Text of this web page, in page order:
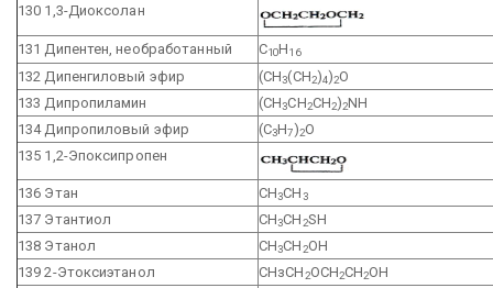
130 1,3-Диоксолан
131 Дипентен, необработанный C10H16
132 Дипенгиловый эфир (СН3(СН2)4)2О
133 Дипропиламин
(CH3CH2CH2)2NH
134 Дипропиловый эфир
(С3Н7)2О
135 1,2-Эпоксипропен
136 Этан СН3СН3
137 Этантиол CH3CH2SH
138 Этанол
СН3СН2ОН
139 2-Этоксиэтанол
СНзСН2ОСН2СН2ОН